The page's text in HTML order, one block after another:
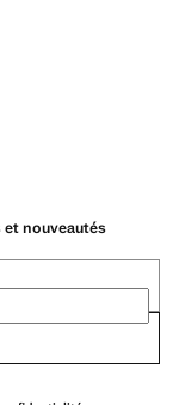
et nouveautés